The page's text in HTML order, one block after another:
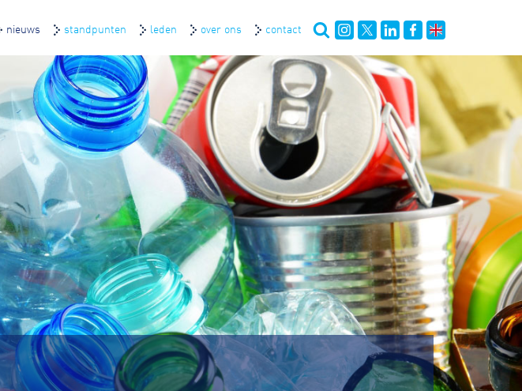
nieuws standpunten leden over ons contact